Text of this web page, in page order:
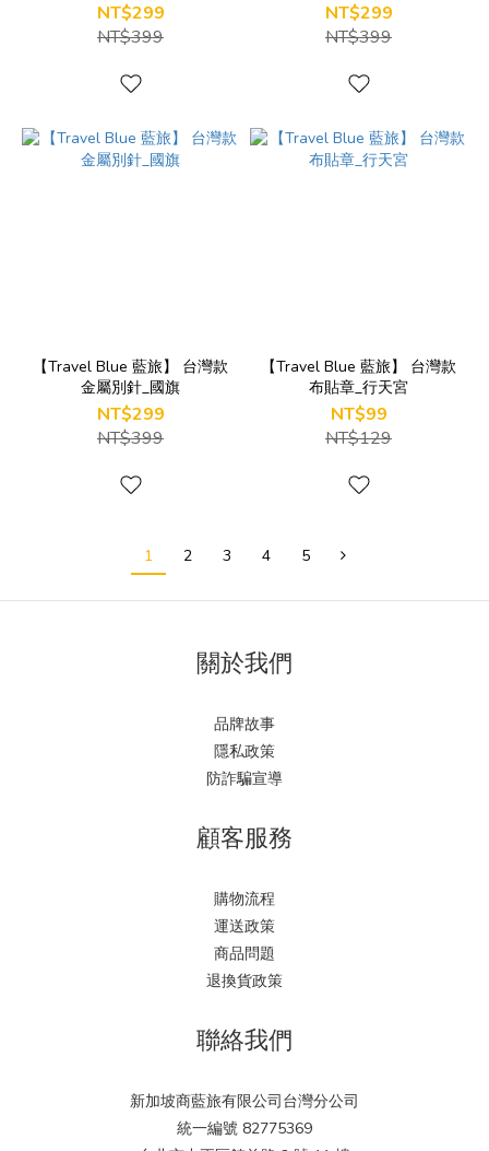
NT$299
NT$399
NT$299
NT$399
【Travel Blue 藍旅】 台灣款
金屬別針_國旗
NT$299
NT$399
【Travel Blue 藍旅】 台灣款
布貼章_行天宮
NT$99
NT$129
1 2 3 4 5
關於我們
品牌故事
隱私政策
防詐騙宣導
顧客服務
購物流程
運送政策
商品問題
退換貨政策
聯絡我們
新加坡商藍旅有限公司台灣分公司
統一編號 82775369